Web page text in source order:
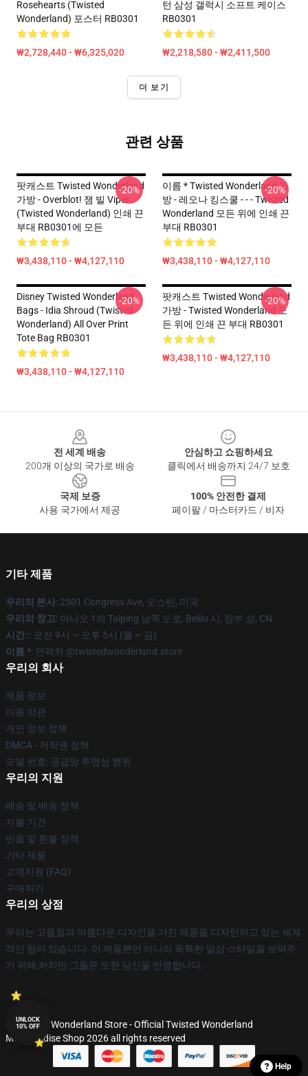
Rosehearts (Twisted
Wonderland) 포스터 RB0301
₩2,728,440 - ₩6,325,020
턴 삼성 갤럭시 소프트 케이스
RB0301
₩2,218,580 - ₩2,411,500
더 보기
관련 상품
팟캐스트 Twisted Wonderland
가방 - Overblot! 잼 빌 Viper
(Twisted Wonderland) 인쇄 끈
부대 RB0301에 모든
₩3,438,110 - ₩4,127,110
-20%
이름 * Twisted Wonderland 가
방 - 레오나 킹스쿨 - - - Twisted
Wonderland 모든 위에 인쇄 끈
부대 RB0301
₩3,438,110 - ₩4,127,110
-20%
Disney Twisted Wonderland
Bags - Idia Shroud (Twisted
Wonderland) All Over Print
Tote Bag RB0301
₩3,438,110 - ₩4,127,110
-20%
팟캐스트 Twisted Wonderland
가방 - Twisted Wonderland 모
든 위에 인쇄 끈 부대 RB0301
₩3,438,110 - ₩4,127,110
-20%
전 세계 배송
200개 이상의 국가로 배송
안심하고 쇼핑하세요
클릭에서 배송까지 24/7 보호
국제 보증
사용 국가에서 제공
100% 안전한 결제
페이팔 / 마스터카드 / 비자
기타 제품
우리의 본사: 2501 Congress Ave, 오스틴, 미국
우리의 창고: 아니오 1의 Taiping 남쪽 도로, Beiliu 시, 장쑤 성, CN
시간 :: 오전 9시 ~ 오후 5시 (월 ~ 금)
이름 *: 연락처 @twistedwonderland.store
우리의 회사
제품 정보
이용 약관
개인 정보 정책
DMCA - 저작권 정책
모델 번호: 공급망 투명성 행위
우리의 지원
배송 및 배송 정책
지불 기간
반품 및 환불 정책
기타 제품
고객지원 (FAQ)
구매하기
우리의 상점
우리는 고품질과 아름다운 디자인을 가진 제품을 디자인하고 있는 세계
적인 팀이 있습니다. 이 제품뿐만 아니라 독특한 일상 스타일을 보여주
기 위해,하지만 그들은 또한 당신을 반영합니다.
© Twisted Wonderland Store - Official Twisted Wonderland
Merchandise Shop 2026 all rights reserved
Help
UNLOCK
10% OFF